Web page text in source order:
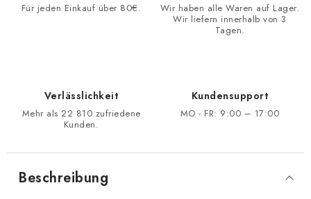
Für jeden Einkauf über 80€.
Wir haben alle Waren auf Lager.
Wir liefern innerhalb von 3
Tagen.
Verlässlichkeit
Mehr als 22 810 zufriedene
Kunden.
Kundensupport
MO - FR: 9:00 – 17:00
Beschreibung